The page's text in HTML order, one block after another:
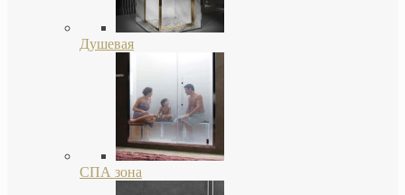
Душевая
СПА зона